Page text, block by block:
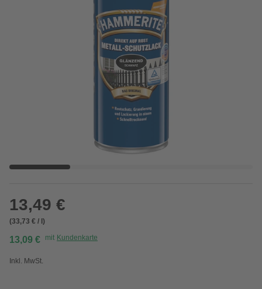
13,49 €
(33,73 € / l)
13,09 € mit Kundenkarte
Inkl. MwSt.